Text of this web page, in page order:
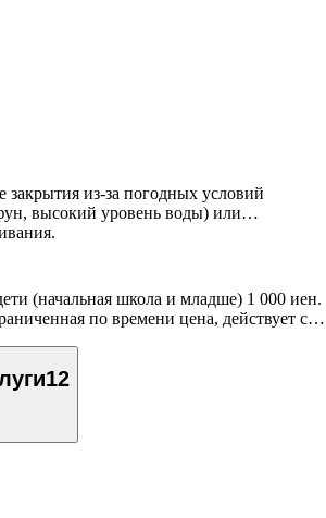
из-за погодных условий
высокий уровень воды) или
(начальная школа и младше) 1 000 иен.
по времени цена, действует с
12